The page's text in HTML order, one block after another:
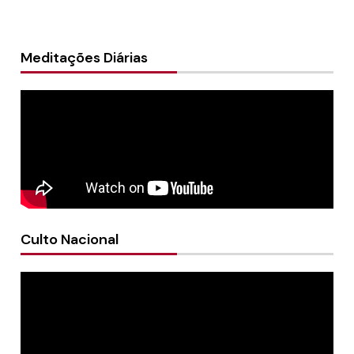
Meditações Diárias
Culto Nacional